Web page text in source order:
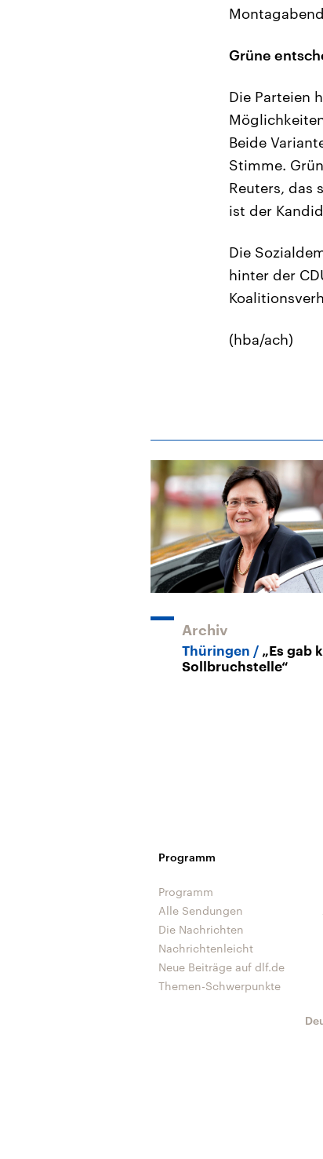
Grüne
Die Parteien
Beide
Stimme.
Reuters, das
ist der
Die
hinter der
(hba/ach)
Archiv
Thüringen
„Es gab
Sollbruchstelle“
Programm
Programm
Alle Sendungen
Die Nachrichten
Nachrichtenleicht
Neue Beiträge auf dlf.de
Themen-Schwerpunkte